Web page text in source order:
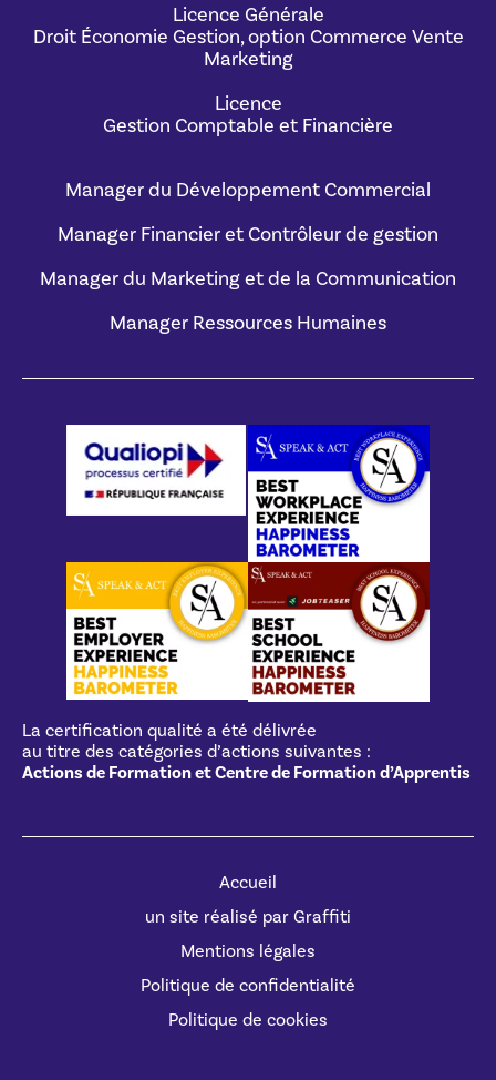
Licence Générale
Droit Économie Gestion, option Commerce Vente
Marketing
Licence
Gestion Comptable et Financière
Manager du Développement Commercial
Manager Financier et Contrôleur de gestion
Manager du Marketing et de la Communication
Manager Ressources Humaines
La certification qualité a été délivrée
au titre des catégories d’actions suivantes :
Actions de Formation et Centre de Formation d’Apprentis
Accueil
un site réalisé par Graffiti
Mentions légales
Politique de confidentialité
Politique de cookies